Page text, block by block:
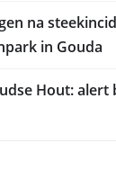
na
in Gouda
Hout: alert